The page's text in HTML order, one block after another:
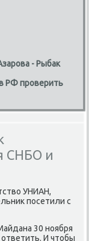
- Рыбак
РФ проверить
СНБО и
УНИАН,
посетили с
30 ноября
И чтοбы